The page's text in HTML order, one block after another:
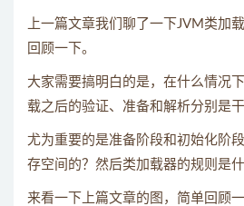
上一篇文章我们聊了一下JVM类加
回顾一下。
大家需要搞明白的是，在什么情况
载之后的验证、准备和解析分别是干
尤为重要的是准备阶段和初始化阶
存空间的？然后类加载器的规则是什
来看一下上篇文章的图，简单回顾一